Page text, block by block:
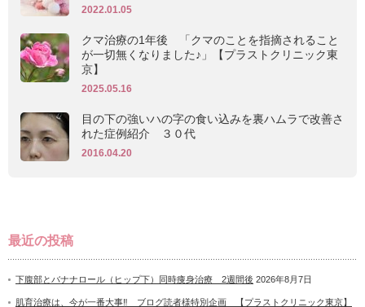
2022.01.05
クマ治療の1年後 「クマのことを指摘されること
が一切無くなりました♪」【プラストクリニック東
京】
2025.05.16
目の下の強いハの字の食い込みを裏ハムラで改善さ
れた症例紹介 ３０代
2016.04.20
最近の投稿
下腹部とバナナロール（ヒップ下）同時痩身治療 2週間後 2026年8月7日
肌育治療は、今が一番大事‼ ブログ読者様特別企画 【プラストクリニック東京】